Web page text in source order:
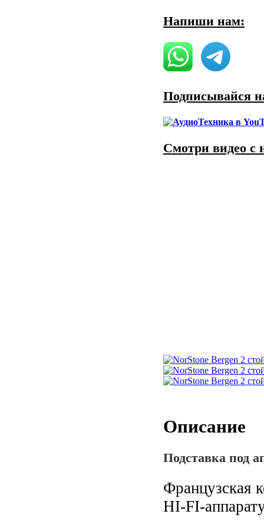
Напиши нам:
Подписывайся
Смотри видео с
Описание
Подставка под
Французская
HI-FI-